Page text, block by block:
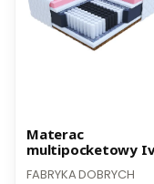
Promocja
Materac
multipocketowy
FABRYKA DOBRYCH